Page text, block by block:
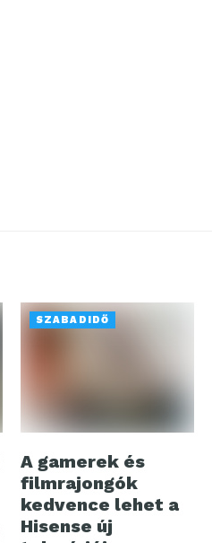
SZABADIDŐ
A gamerek és
filmrajongók
kedvence lehet a
Hisense új